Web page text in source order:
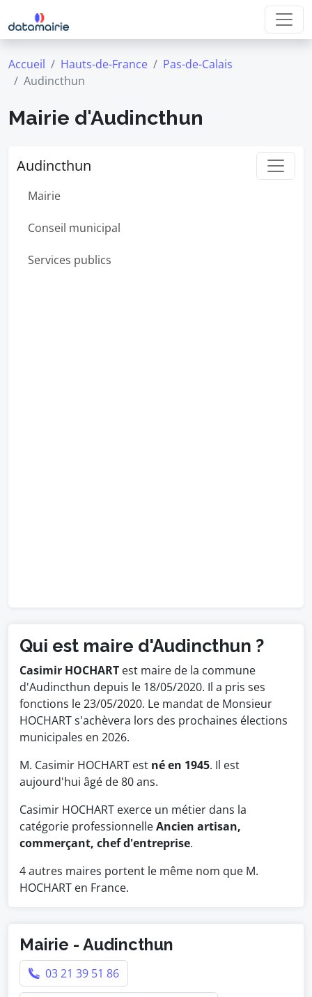
Accueil Hauts-de-France
Pas-de-Calais
Audincthun
Mairie d'Audincthun
Audincthun
Mairie
Conseil municipal
Services publics
Qui est maire d'Audincthun ?
Casimir HOCHART est maire de la commune
d'Audincthun depuis le 18/05/2020. Il a pris ses
fonctions le 23/05/2020. Le mandat de Monsieur
HOCHART s'achèvera lors des prochaines élections
municipales en 2026.
M. Casimir HOCHART est né en 1945. Il est
aujourd'hui âgé de 80 ans.
Casimir HOCHART exerce un métier dans la
catégorie professionnelleAncien artisan,
commerçant, chef d'entreprise.
4 autres maires portent le même nom que M.
HOCHART en France.
Mairie - Audincthun
03 21 39 51 86